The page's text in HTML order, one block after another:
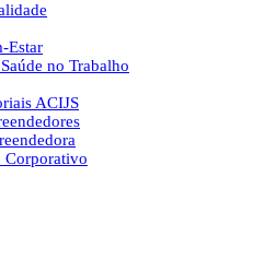
Estar
no Trabalho
ACIJS
Corporativo